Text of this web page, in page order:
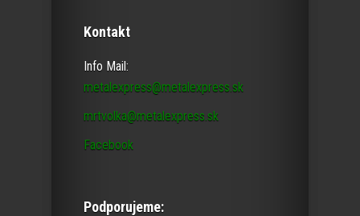
Kontakt
Info Mail:
metalexpress@metalexpress.sk
mrtvolka@metalexpress.sk
Facebook
Podporujeme: